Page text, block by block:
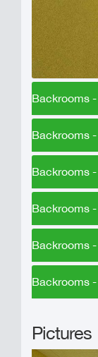
Backrooms
Backrooms
Backrooms
Backrooms
Backrooms
Backrooms
Pictures